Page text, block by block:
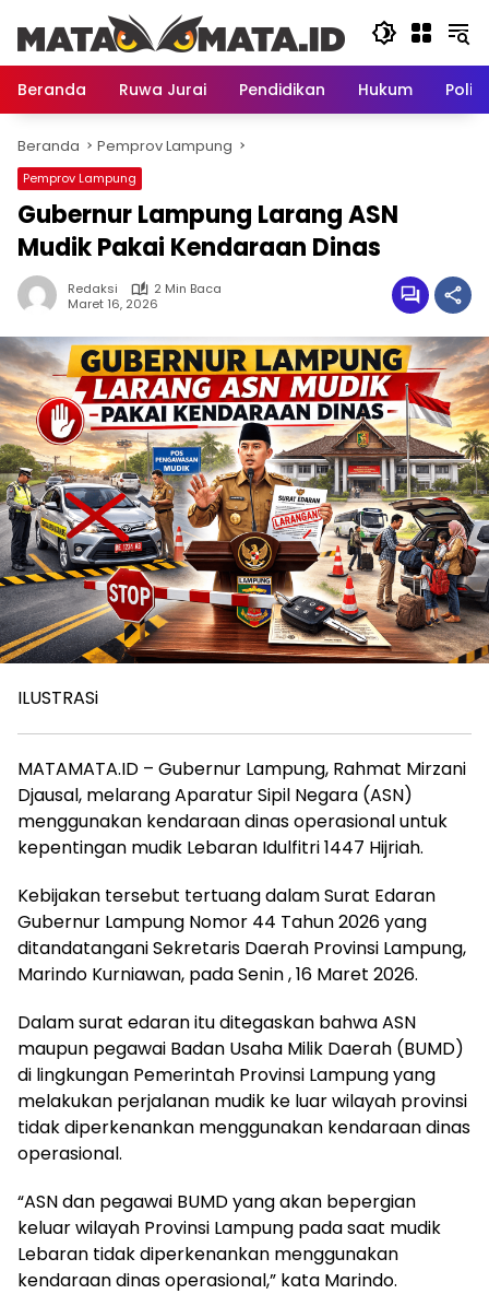
konten
Beranda
Ruwa Jurai Pendidikan Hukum
Beranda Pemprov Lampung
Pemprov Lampung
Gubernur Lampung Larang ASN
Mudik Pakai Kendaraan Dinas
Redaksi
2 Min Baca
Maret 16, 2026
ILUSTRASi
MATAMATA.ID – Gubernur Lampung, Rahmat Mirzani
Djausal, melarang Aparatur Sipil Negara (ASN)
menggunakan kendaraan dinas operasional untuk
kepentingan mudik Lebaran Idulfitri 1447 Hijriah.
Kebijakan tersebut tertuang dalam Surat Edaran
Gubernur Lampung Nomor 44 Tahun 2026 yang
ditandatangani Sekretaris Daerah Provinsi Lampung,
Marindo Kurniawan, pada Senin , 16 Maret 2026.
Dalam surat edaran itu ditegaskan bahwa ASN
maupun pegawai Badan Usaha Milik Daerah (BUMD)
di lingkungan Pemerintah Provinsi Lampung yang
melakukan perjalanan mudik ke luar wilayah provinsi
tidak diperkenankan menggunakan kendaraan dinas
operasional.
“ASN dan pegawai BUMD yang akan bepergian
keluar wilayah Provinsi Lampung pada saat mudik
Lebaran tidak diperkenankan menggunakan
kendaraan dinas operasional,” kata Marindo.